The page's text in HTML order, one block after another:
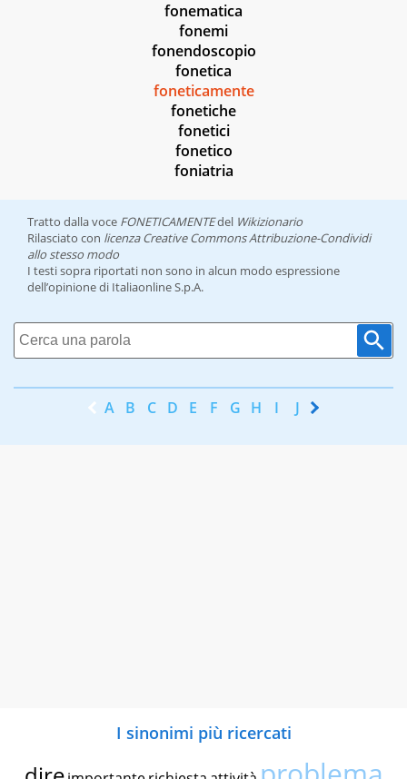
fonematica
fonemi
fonendoscopio
fonetica
foneticamente
fonetiche
fonetici
fonetico
foniatria
Tratto dalla voce FONETICAMENTEdel Wikizionario
Rilasciato con licenza Creative Commons Attribuzione-Condividi
allo stesso modo
I testi sopra riportati non sono in alcun modo espressione
dell’opinione di Italiaonline S.p.A.
A B C D E F G H I J K
I sinonimi più ricercati